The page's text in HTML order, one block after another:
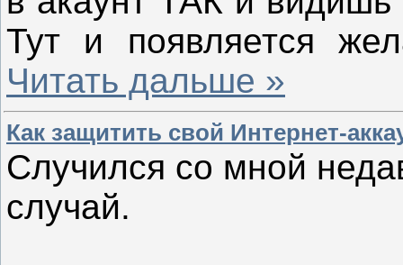
Тут и появляется
Читать дальше »
Как защитить свой Интернет-
Случился со мной
случай.